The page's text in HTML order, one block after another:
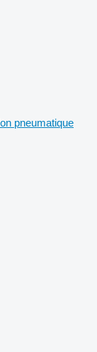
pneumatique